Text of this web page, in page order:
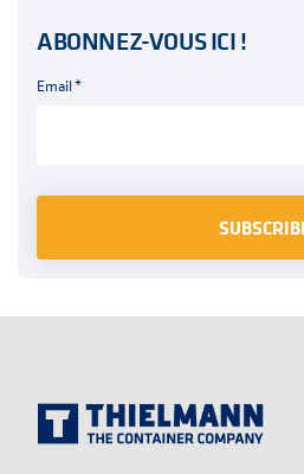
ABONNEZ-VOUS ICI !
Email*